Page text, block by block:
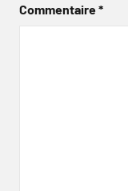
Commentaire*